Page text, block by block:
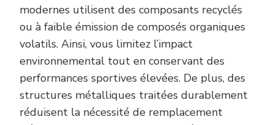
modernes utilisent des composants recyclés
ou à faible émission de composés organiques
volatils. Ainsi, vous limitez l’impact
environnemental tout en conservant des
performances sportives élevées. De plus, des
structures métalliques traitées durablement
réduisent la nécessité de remplacement